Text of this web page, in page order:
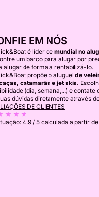
EM NÓS
é líder de mundial no
um barco para alugar por
alugar de forma a rentabilizá-lo.
propõe o aluguel de
catamarãs e jet skis.
(dia, semana,...) e
dúvidas diretamente através
DE CLIENTES
4.9 / 5 calculada a partir